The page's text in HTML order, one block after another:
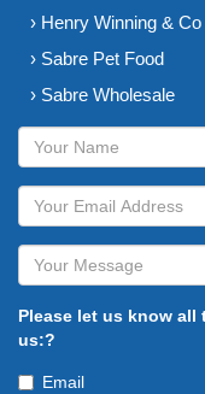
› Henry Winning &
› Sabre Pet Food
› Sabre Wholesale
Please let us know
us:?
Email